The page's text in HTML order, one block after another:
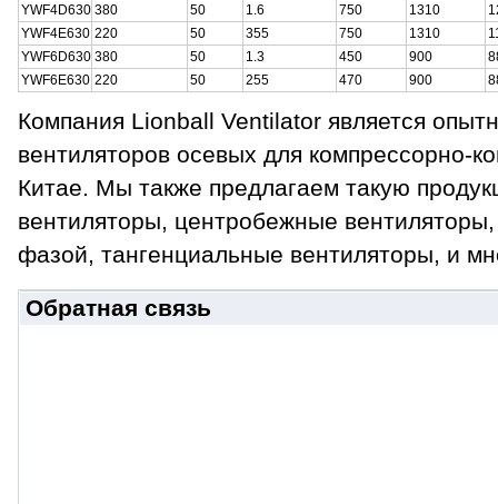
YWF4D630 380 50 1.6 750 1310
YWF4E630 220 50 355 750 1310
YWF6D630 380 50 1.3 450 900
YWF6E630 220 50 255 470 900
Компания Lionball Ventilator является
вентиляторов осевых для компрессорно-
Китае. Мы также предлагаем такую
вентиляторы, центробежные
фазой, тангенциальные вентиляторы, и
Обратная связь